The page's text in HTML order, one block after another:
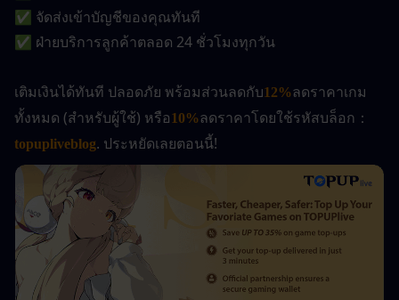
✅ จัดส่งเข้าบัญชีของคุณทันที
✅ ฝ่ายบริการลูกค้าตลอด 24 ชั่วโมงทุกวัน
เติมเงินได้ทันที ปลอดภัย พร้อมส่วนลดกับ12%ลดราคาเกม
ทั้งหมด (สำหรับผู้ใช้) หรือ10%ลดราคาโดยใช้รหัสบล็อก：
topupliveblog. ประหยัดเลยตอนนี้!